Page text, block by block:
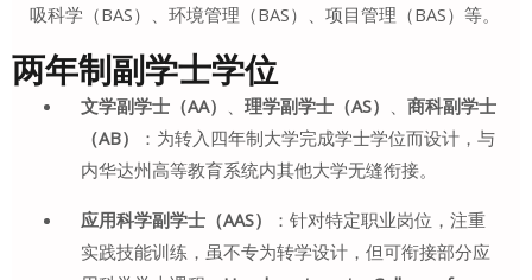
吸科学（BAS）、环境管理（BAS）、项目管理（BAS）等。
两年制副学士学位
文学副学士（AA） 、理学副学士（AS） 、商科副学士
（AB）
：为转入四年制大学完成学士学位而设计，与
内华达州高等教育系统内其他大学无缝衔接。
应用科学副学士（AAS）
：针对特定职业岗位，注重
实践技能训练，虽不专为转学设计，但可衔接部分应